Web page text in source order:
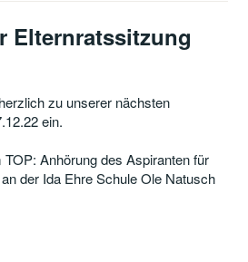
Elternratssitzung
zu unserer nächsten
ein.
Anhörung des Aspiranten für
der Ida Ehre Schule Ole Natusch